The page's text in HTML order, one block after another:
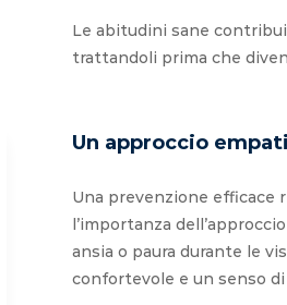
Sono cliente da molti
sempre trovato
ed affidabilità. Il mio
Le abitudini sane
trattandoli prima che
Un approccio
Una prevenzione efficace
l’importanza
ansia o paura durante le
confortevole e un senso